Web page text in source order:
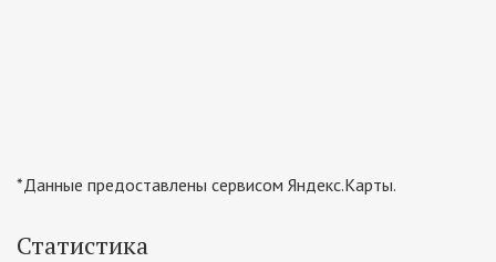
*Данные предоставлены сервисом Яндекс.Карты.
Статистика